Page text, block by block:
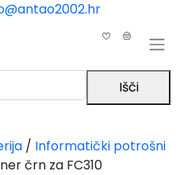
Išči
/ Informatički potrošni
črn za FC310